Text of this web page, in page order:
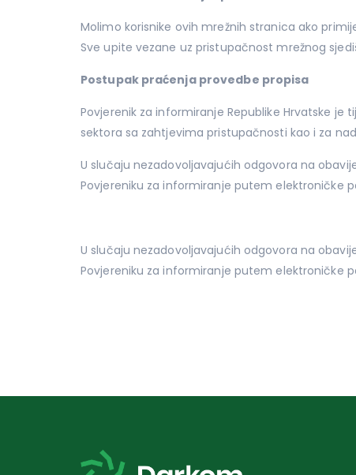
Molimo korisnike ovih mrežnih stranica ako
Sve upite vezane uz pristupačnost mrežnog
Postupak praćenja provedbe propisa
Povjerenik za informiranje Republike Hrvatske
sektora sa zahtjevima pristupačnosti kao i za
U slučaju nezadovoljavajućih odgovora na
Povjereniku za informiranje putem elektroničke
U slučaju nezadovoljavajućih odgovora na
Povjereniku za informiranje putem elektroničke